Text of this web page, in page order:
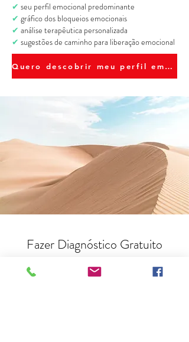
✔ seu perfil emocional predominante
✔ gráfico dos bloqueios emocionais
✔ análise terapêutica personalizada
✔ sugestões de caminho para liberação emocional
Quero descobrir meu perfil emocional
Fazer Diagnóstico Gratuito
É rápido.